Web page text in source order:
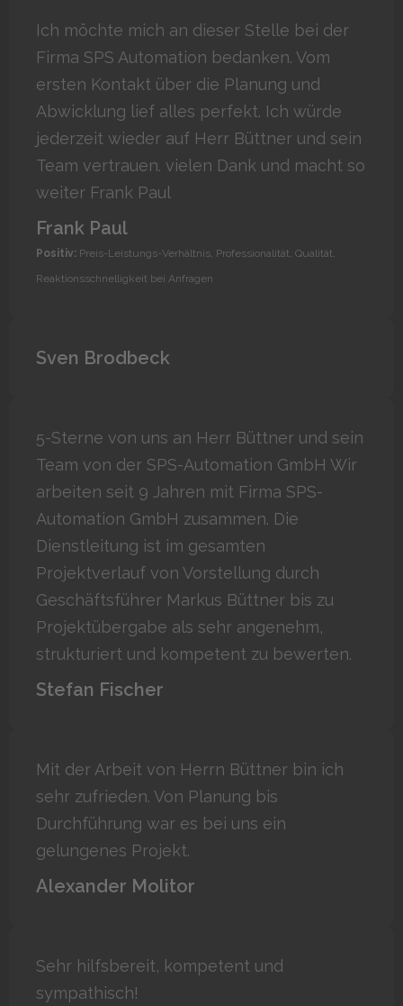
Ich möchte mich an dieser Stelle bei der
Firma SPS Automation bedanken. Vom
ersten Kontakt über die Planung und
Abwicklung lief alles perfekt. Ich würde
jederzeit wieder auf Herr Büttner und sein
Team vertrauen. vielen Dank und macht so
weiter Frank Paul
Frank Paul
Positiv: Preis-Leistungs-Verhältnis, Professionalität, Qualität,
Reaktionsschnelligkeit bei Anfragen
Sven Brodbeck
5-Sterne von uns an Herr Büttner und sein
Team von der SPS-Automation GmbH Wir
arbeiten seit 9 Jahren mit Firma SPS-
Automation GmbH zusammen. Die
Dienstleitung ist im gesamten
Projektverlauf von Vorstellung durch
Geschäftsführer Markus Büttner bis zu
Projektübergabe als sehr angenehm,
strukturiert und kompetent zu bewerten.
Stefan Fischer
Mit der Arbeit von Herrn Büttner bin ich
sehr zufrieden. Von Planung bis
Durchführung war es bei uns ein
gelungenes Projekt.
Alexander Molitor
Sehr hilfsbereit, kompetent und
sympathisch!